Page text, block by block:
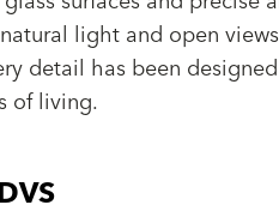
light and open
detail has been
of living.